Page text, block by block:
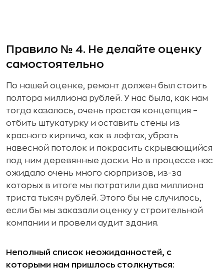
Правило № 4. Не делайте оценку
самостоятельно
По нашей оценке, ремонт должен был стоить
полтора миллиона рублей. У нас была, как нам
тогда казалось, очень простая концепция –
отбить штукатурку и оставить стены из
красного кирпича, как в лофтах, убрать
навесной потолок и покрасить скрывающийся
под ним деревянные доски. Но в процессе нас
ожидало очень много сюрпризов, из-за
которых в итоге мы потратили два миллиона
триста тысяч рублей. Этого бы не случилось,
если бы мы заказали оценку у строительной
компании и провели аудит здания.
Неполный список неожиданностей, с
которыми нам пришлось столкнуться: